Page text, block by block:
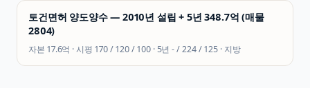
토건면허 양도양수 — 2010년 설립 + 5년 348.7억 (매물
2804)
자본 17.6억 · 시평170 / 120 / 100· 5년- / 224 / 125· 지방